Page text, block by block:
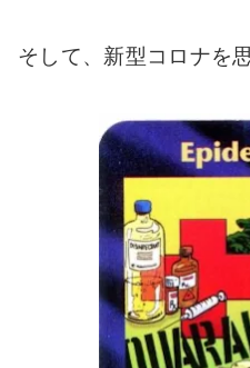
そして、新型コロナを